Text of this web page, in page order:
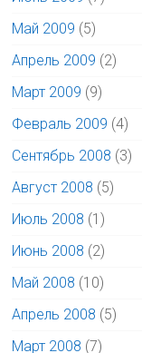
Май 2009 (5)
Апрель 2009 (2)
Март 2009 (9)
Февраль 2009 (4)
Сентябрь 2008 (3)
Август 2008 (5)
Июль 2008 (1)
Июнь 2008 (2)
Май 2008 (10)
Апрель 2008 (5)
Март 2008 (7)